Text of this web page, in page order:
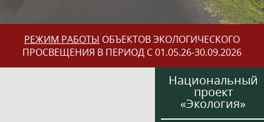
РЕЖИМ РАБОТЫ ОБЪЕКТОВ ЭКОЛОГИЧЕСКОГО
ПРОСВЕЩЕНИЯ В ПЕРИОД С 01.05.26-30.09.2026
Национальный
проект
«Экология»